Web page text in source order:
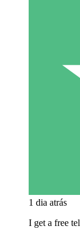
1 dia atrás
I get a free